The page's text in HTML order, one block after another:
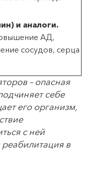
и аналоги.
АД,
сосудов, серца
– опасная
себе
его организм,
с ней
в